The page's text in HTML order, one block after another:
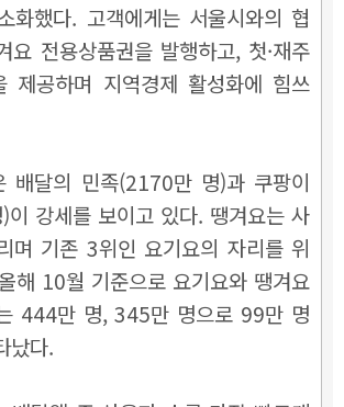
화했다. 고객에게는 서울시와의 협
요 전용상품권을 발행하고, 첫·재주
제공하며 지역경제 활성화에 힘쓰
배달의 민족(2170만 명)과 쿠팡이
강세를 보이고 있다. 땡겨요는 사
며 기존 3위인 요기요의 자리를 위
해 10월 기준으로 요기요와 땡겨요
444만 명, 345만 명으로 99만 명
났다.